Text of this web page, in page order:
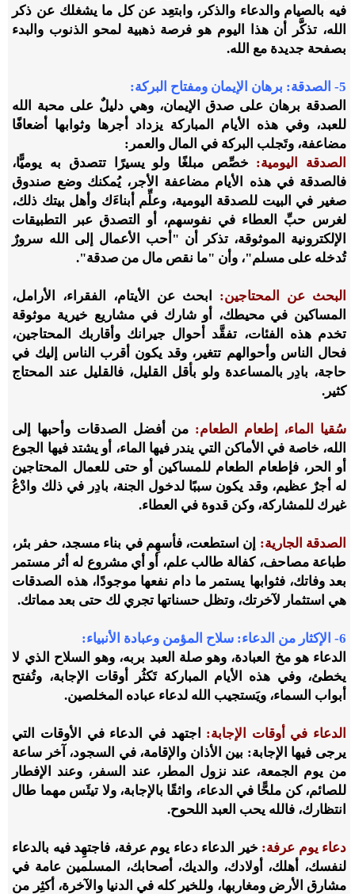
فيه بالصيام والدعاء والذكر، وابتعِد عن كل ما يشغلك عن ذكر
الله، تذكَّر أن هذا اليوم هو فرصة ذهبية لمحو الذنوب والبدء
بصفحة جديدة مع الله.
5- الصدقة: برهان الإيمان ومفتاح البركة
:
الصدقة برهان على صدق الإيمان، وهي دليلٌ على محبة الله
للعبد، وفي هذه الأيام المباركة يزداد أجرها وثوابها أضعافًا
مضاعفة، وتَجلب البركة في المال والعمر:
الصدقة اليومية: خصِّص مبلغًا ولو يسيرًا تتصدق به يوميًّا،
فالصدقة في هذه الأيام مضاعفة الأجر، يُمكنك وضع صندوق
صغير في البيت للصدقة اليومية، وعلِّم أبناءَك وأهل بيتك ذلك،
لغرس حبِّ العطاء في نفوسهم، أو التصدق عبر التطبيقات
الإلكترونية الموثوقة، تذكر أن "أحب الأعمال إلى الله سرورٌ
تُدخله على مسلم"، وأن "ما نقص مال من صدقة".
البحث عن المحتاجين: ابحث عن الأيتام، الفقراء، الأرامل،
المساكين في محيطك، أو شارك في مشاريع خيرية موثوقة
تخدم هذه الفئات، تفقَّد أحوال جيرانك وأقاربك المحتاجين،
فحال الناس وأحوالهم تتغير، وقد يكون أقرب الناس إليك في
حاجة، بادِر بالمساعدة ولو بأقل القليل، فالقليل عند المحتاج
كثير.
سُقيا الماء، إطعام الطعام: من أفضل الصدقات وأحبها إلى
الله، خاصة في الأماكن التي يندر فيها الماء، أو يشتد فيها الجوع
أو الحر، فإطعام الطعام للمساكين أو حتى للعمال المحتاجين
له أجرٌ عظيم، وقد يكون سببًا لدخول الجنة، بادِر في ذلك وادْعُ
غيرك للمشاركة، وكن قدوة في العطاء.
الصدقة الجارية: إن استطعت، فأسهِم في بناء مسجد، حفر بئر،
طباعة مصاحف، كفالة طالب علم، أو أي مشروع له أثر مستمر
بعد وفاتك، فثوابها يستمر ما دام نفعها موجودًا، هذه الصدقات
هي استثمار لآخرتك، وتظل حسناتها تجري لك حتى بعد مماتك.
6- الإكثار من الدعاء: سلاح المؤمن وعبادة الأنبياء:
الدعاء هو مخ العبادة، وهو صلة العبد بربه، وهو السلاح الذي لا
يخطئ، وفي هذه الأيام المباركة تَكثُر أوقات الإجابة، وتُفتح
أبواب السماء، ويَستجيب الله لدعاء عباده المخلصين.
الدعاء في أوقات الإجابة: اجتهد في الدعاء في الأوقات التي
يرجى فيها الإجابة: بين الأذان والإقامة، في السجود، آخر ساعة
من يوم الجمعة، عند نزول المطر، عند السفر، وعند الإفطار
للصائم، كن ملحًّا في الدعاء، واثقًا بالإجابة، ولا تيئَس مهما طال
انتظارك، فالله يحب العبد اللحوح.
دعاء يوم عرفة: خير الدعاء دعاء يوم عرفة، فاجتهِد فيه بالدعاء
لنفسك، أهلك، أولادك، والديك، أصحابك، المسلمين عامة في
مشارق الأرض ومغاربها، وللخير كله في الدنيا والآخرة، أكثِر من